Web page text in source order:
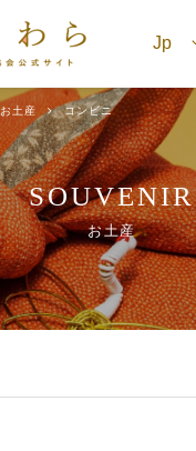
お土産 コンビニ
SOUVENIR
お土産